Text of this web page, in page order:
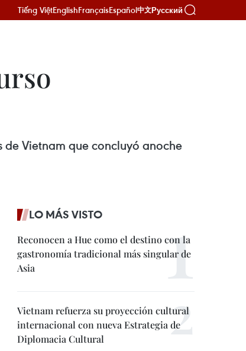
Tiếng ViệtEnglishFrançaisEspañol中文Русский
Vietnam que concluyó anoche
LO MÁS VISTO
Reconocen a Hue como el destino con la
gastronomía tradicional más singular de
Asia
Vietnam refuerza su proyección cultural
internacional con nueva Estrategia de
Diplomacia Cultural